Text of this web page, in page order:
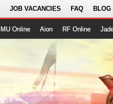
JOB VACANCIES FAQ BLOG
MU Online Aion RF Online